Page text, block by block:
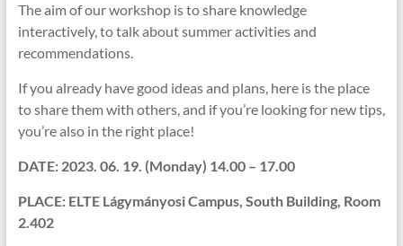
The aim of our workshop is to share knowledge
interactively, to talk about summer activities and
recommendations.
If you already have good ideas and plans, here is the place
to share them with others, and if you’re looking for new tips,
you’re also in the right place!
DATE: 2023. 06. 19. (Monday) 14.00 – 17.00
PLACE: ELTE Lágymányosi Campus, South Building, Room
2.402